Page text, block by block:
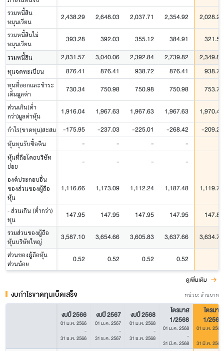
รวมหนี้สิน
หมุนเวียน
2,438.29 2,648.03 2,037.71 2,354.92 2,028.24
รวมหนี้สินไม่
หมุนเวียน
393.28 392.03 355.12 384.91 321.55
รวมหนี้สิน 2,831.57 3,040.06 2,392.84 2,739.82 2,349.80
ทุนจดทะเบียน 876.41 876.41 938.72 876.41 938.72
ทุนที่ออกและชำระ
เต็มมูลค่า
730.34 750.98 750.98 750.98 753.76
ส่วนเกิน(ต่ำ
กว่า)มูลค่าหุ้น
1,916.04 1,967.63 1,967.63 1,967.63 1,970.41
กำไร(ขาดทุน)สะสม -175.95 -237.03 -225.01 -268.42 -209.22
หุ้นทุนรับซื้อคืน - - - -
หุ้นที่ถือโดยบริษัท
ย่อย
- - - -
องค์ประกอบอื่น
ของส่วนของผู้ถือ
หุ้น
1,116.66 1,173.09 1,112.24 1,187.48 1,119.78
- ส่วนเกิน (ต่ำกว่า)
ทุน
147.95 147.95 147.95 147.95 147.87
รวมส่วนของผู้ถือ
หุ้นบริษัทใหญ่
3,587.10 3,654.66 3,605.83 3,637.66 3,634.72
ส่วนของผู้ถือหุ้น
ส่วนน้อย
0.52 0.52 0.52 0.52
ดูเพิ่มเติม
งบกำไรขาดทุนเบ็ดเสร็จ หน่วย: ล้านบาท
งบปี 2566
01 ม.ค. 2566
-
31 ธ.ค. 2566
งบปี 2567
01 ม.ค. 2567
-
31 ธ.ค. 2567
งบปี 2568
01 ม.ค. 2568
-
31 ธ.ค. 2568
ไตรมาส
1/2568
01 ม.ค. 2568
-
31 มี.ค. 2568
ไตรมาส
1/2569
01 ม.ค. 2569
31 มี.ค. 2569